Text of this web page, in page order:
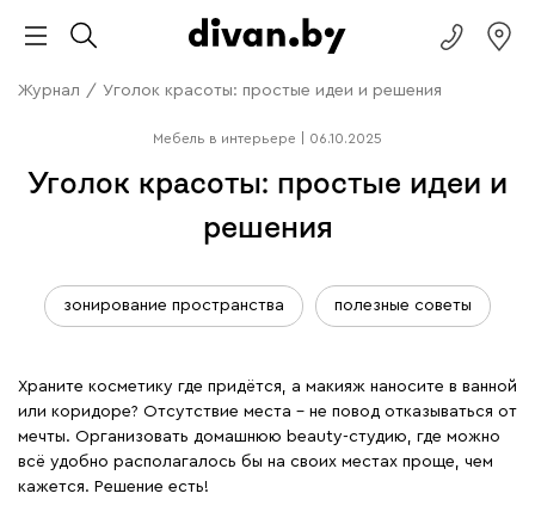
Журнал / Уголок красоты: простые идеи и решения
Мебель в интерьере 06.10.2025
Уголок красоты: простые идеи и
решения
зонирование пространства полезные советы
Храните косметику где придётся, а макияж наносите в ванной
или коридоре? Отсутствие места – не повод отказываться от
мечты. Организовать домашнюю beauty-студию, где можно
всё удобно располагалось бы на своих местах проще, чем
кажется. Решение есть!